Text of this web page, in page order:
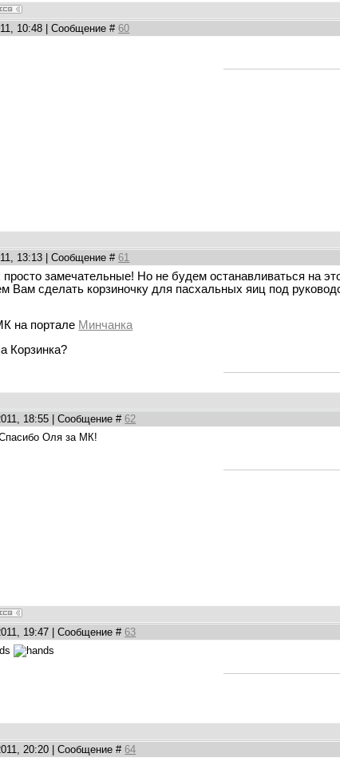
10:48 | Сообщение #60
13:13 | Сообщение #61
замечательные! Но не будем останавливаться на
Вам сделать корзиночку для пасхальных яиц под
на портале Минчанка
Корзинка?
18:55 | Сообщение #62
Оля за МК!
19:47 | Сообщение #63
20:20 | Сообщение #64